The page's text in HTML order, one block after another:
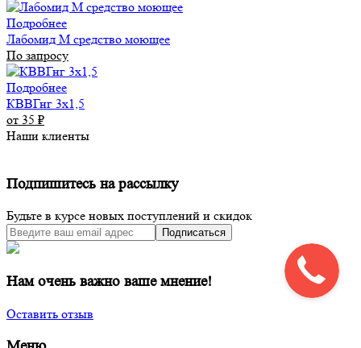
Подробнее
Лабомид М средство моющее
По запросу
Подробнее
КВВГнг 3х1,5
от 35 ₽
Наши клиенты
Подпишитесь на рассылку
Будьте в курсе новых поступлений и скидок
Подписаться
Нам очень важно ваше мнение!
Оставить отзыв